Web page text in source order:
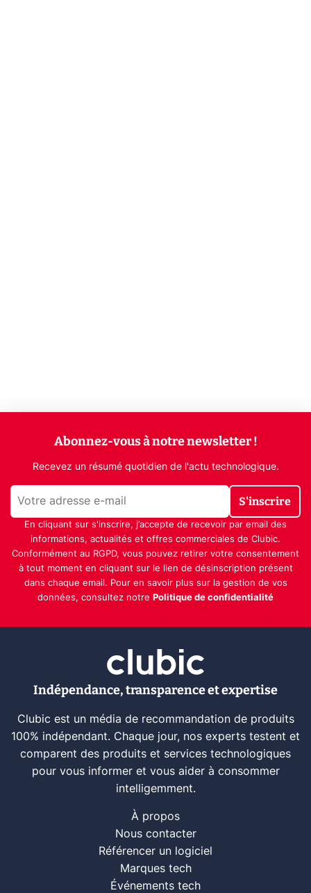
Abonnez-vous à notre newsletter !
Recevez un résumé quotidien de l'actu technologique.
S'inscrire
En cliquant sur s'inscrire, j’accepte de recevoir par email des
informations, actualités et offres commerciales de Clubic.
Conformément au RGPD, vous pouvez retirer votre consentement
à tout moment en cliquant sur le lien de désinscription présent
dans chaque email. Pour en savoir plus sur la gestion de vos
données, consultez notre Politique de confidentialité
Indépendance, transparence et expertise
Clubic est un média de recommandation de produits
100% indépendant. Chaque jour, nos experts testent et
comparent des produits et services technologiques
pour vous informer et vous aider à consommer
intelligemment.
À propos
Nous contacter
Référencer un logiciel
Marques tech
Événements tech